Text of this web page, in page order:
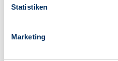
Statistiken
Marketing
Veröffentlicht am:
Kategorien: